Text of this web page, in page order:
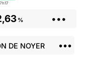
% •••
DE NOYER •••